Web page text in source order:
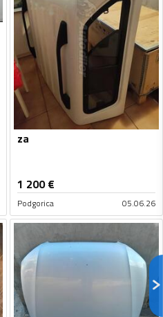
za
1 200€
Podgorica 05.06.26